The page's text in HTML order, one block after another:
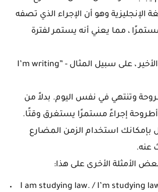
الإنجليزية وهو أن الإجراء الذي تصفه
، مما يعني أنه يستمر لفترة
خذ مثال الجملة الأخير ، على سبيل المثال - ”I’m writing
وتنتهي في نفس اليوم. بدلاً من
أطروحة إجراءً مستمرًا يستغرق وقتًا.
بإمكانك استخدام الزمن المضارع
عنه.
الأمثلة الأخرى على هذا:
I am studying law. / I’m studying